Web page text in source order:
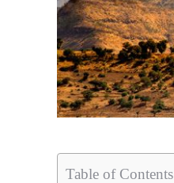
Table of Contents